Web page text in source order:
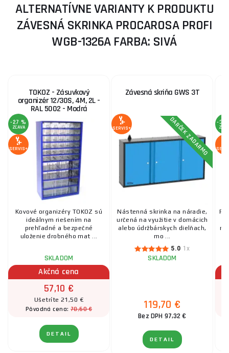
ALTERNATÍVNE VARIANTY K PRODUKTU
ZÁVESNÁ SKRINKA PROCAROSA PROFI
WGB-1326A FARBA: SIVÁ
TOKOZ - Zásuvkový
organizér 12/30S, 4M, 2L -
RAL 5002 - Modrá
-27 %
ZĽAVA
SERVIS+
Kovové organizéry TOKOZ sú
ideálnym riešením na
prehľadné a bezpečné
uloženie drobného mat ...
SKLADOM
Akčná cena
57,10 €
Ušetríte 21,50 €
Pôvodná cena:78,60 €
DETAIL
Závesná skriňa GWS 3T
SERVIS+ DARČEK ZADARMO
Nástenná skrinka na náradie,
určená na využitie v domácich
alebo údržbárskych dielňach,
mo ...
5.0 1x
SKLADOM
119,70 €
Bez DPH 97,32 €
DETAIL
-30